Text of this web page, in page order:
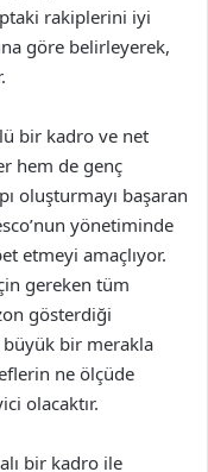
rakiplerini iyi
göre belirleyerek,
bir kadro ve net
hem de genç
oluşturmayı başaran
yönetiminde
etmeyi amaçlıyor.
gereken tüm
gösterdiği
bir merakla
ne ölçüde
olacaktır.
bir kadro ile